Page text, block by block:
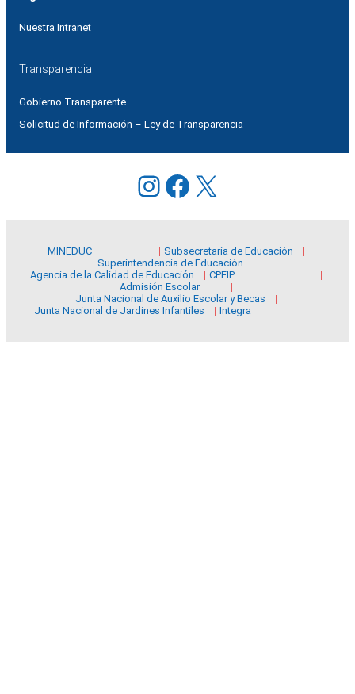
Nuestra Intranet
Transparencia
Gobierno Transparente
Solicitud de Información – Ley de Transparencia
Instagram
Facebook
X
MINEDUC
Subsecretaría de Educación
Superintendencia de Educación
Agencia de la Calidad de Educación
CPEIP
Admisión Escolar
Junta Nacional de Auxilio Escolar y Becas
Junta Nacional de Jardines Infantiles
Integra